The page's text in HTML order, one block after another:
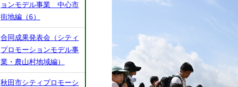
ョンモデル事業 中心市
街地編（6）
合同成果発表会（シティ
プロモーションモデル事
業・農山村地域編）
秋田市シティプロモーシ